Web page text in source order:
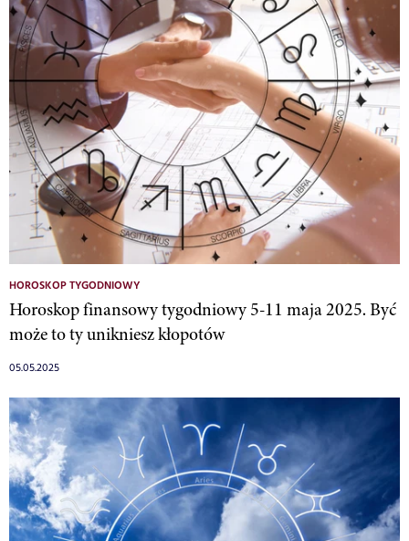
HOROSKOP TYGODNIOWY
Horoskop finansowy tygodniowy 5-11 maja 2025. Być
może to ty unikniesz kłopotów
05.05.2025